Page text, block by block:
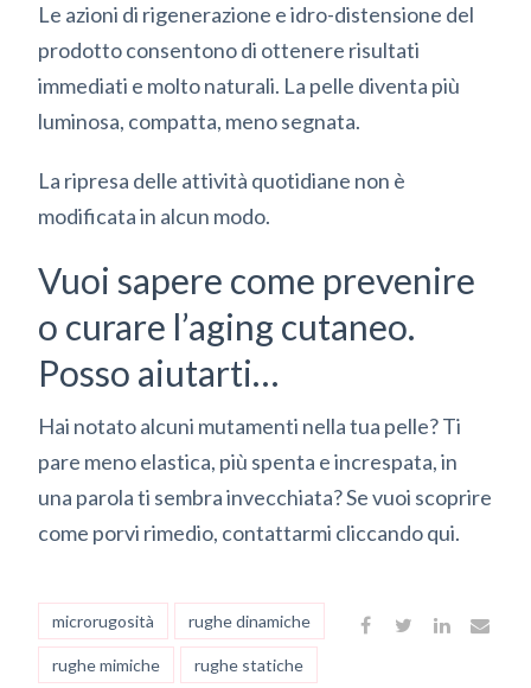
Le azioni di rigenerazione e idro-distensione del
prodotto consentono di ottenere risultati
immediati e molto naturali. La pelle diventa più
luminosa, compatta, meno segnata.
La ripresa delle attività quotidiane non è
modificata in alcun modo.
Vuoi sapere come prevenire
o curare l’aging cutaneo.
Posso aiutarti…
Hai notato alcuni mutamenti nella tua pelle? Ti
pare meno elastica, più spenta e increspata, in
una parola ti sembra invecchiata? Se vuoi scoprire
come porvi rimedio, contattarmi cliccando qui.
microrugosità rughe dinamiche
rughe mimiche rughe statiche